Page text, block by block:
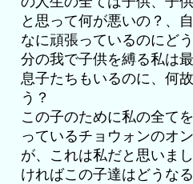
と思って何が悪いの？、
なに頑張っているのにど
分の我で子供を縛る私は
息子たちもいるのに、何
う？
この子のために私の全て
っているチョウォンのオ
が、これは私だと思いま
ければこの子達はどうな